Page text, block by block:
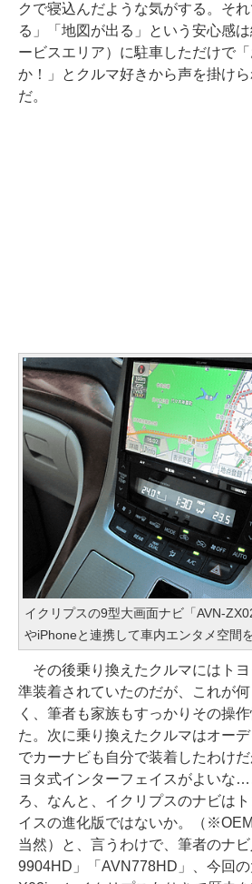
クで寝込んだような気がする。そ
る」「地図が出る」という安心感
ービスエリア）に駐車しただけで
か！」とクルマ好きから声を掛け
だ。
イクリプスの9型大画面ナビ「AVN-
やiPhoneと連携して車内エンタメ空間
その後乗り換えたクルマにはト
準装着されていたのだが、これが
く、筆者も家族もすっかりその操
た。次に乗り換えたクルマはオー
でカーナビも自分で装着したわけ
ヨタ式インターフェイスがよいな
ろ、なんと、イクリプスのナビは
イスの進化版ではないか。（
当然）と、言うわけで、筆者のナ
9904HD」「AVN778HD」、今回